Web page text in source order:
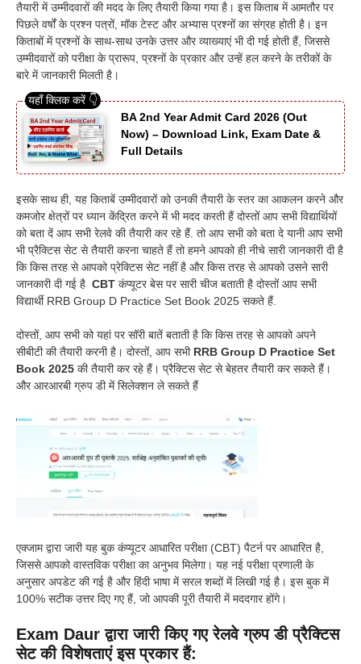
तैयारी में उम्मीदवारों की मदद के लिए तैयारी किया गया है। इस किताब में आमतौर पर
पिछले वर्षों के प्रश्न पत्रों, मॉक टेस्ट और अभ्यास प्रश्नों का संग्रह होती है। इन
किताबों में प्रश्नों के साथ-साथ उनके उत्तर और व्याख्याएं भी दी गई होती हैं, जिससे
उम्मीदवारों को परीक्षा के प्रारूप, प्रश्नों के प्रकार और उन्हें हल करने के तरीकों के
बारे में जानकारी मिलती है।
BA 2nd Year Admit Card 2026 (Out
Now) – Download Link, Exam Date &
Full Details
इसके साथ ही, यह किताबें उम्मीदवारों को उनकी तैयारी के स्तर का आकलन करने और
कमजोर क्षेत्रों पर ध्यान केंद्रित करने में भी मदद करती हैं दोस्तों आप सभी विद्यार्थियों
को बता दें आप सभी रेलवे की तैयारी कर रहे हैं. तो आप सभी को बता दे यानी आप सभी
भी प्रैक्टिस सेट से तैयारी करना चाहते हैं तो हमने आपको ही नीचे सारी जानकारी दी है
कि किस तरह से आपको प्रेक्टिस सेट नहीं है और किस तरह से आपको उसने सारी
जानकारी दी गई है CBT कंप्यूटर बेस पर सारी चीज बताती है दोस्तों आप सभी
विद्यार्थी RRB Group D Practice Set Book 2025 सकते हैं.
दोस्तों, आप सभी को यहां पर सॉरी बातें बताती है कि किस तरह से आपको अपने
सीबीटी की तैयारी करनी है। दोस्तों, आप सभी RRB Group D Practice Set
Book 2025 की तैयारी कर रहे हैं। प्रैक्टिस सेट से बेहतर तैयारी कर सकते हैं।
और आरआरबी ग्रुप डी में सिलेक्शन ले सकते हैं
एक्जाम द्वारा जारी यह बुक कंप्यूटर आधारित परीक्षा (CBT) पैटर्न पर आधारित है,
जिससे आपको वास्तविक परीक्षा का अनुभव मिलेगा। यह नई परीक्षा प्रणाली के
अनुसार अपडेट की गई है और हिंदी भाषा में सरल शब्दों में लिखी गई है। इस बुक में
100% सटीक उत्तर दिए गए हैं, जो आपकी पूरी तैयारी में मददगार होंगे।
Exam Daur द्वारा जारी किए गए रेलवे ग्रुप डी प्रैक्टिस
सेट की विशेषताएं इस प्रकार हैं: